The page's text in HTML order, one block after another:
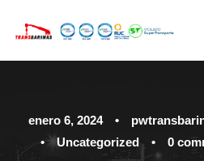
enero 6, 2024 •
•
Uncategorized • 0